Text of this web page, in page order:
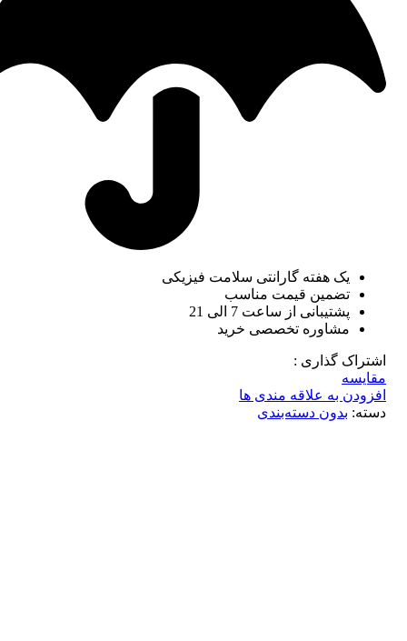
یک هفته گارانتی سلامت فیزیکی
تضمین قیمت مناسب
پشتیبانی از ساعت 7 الی 21
مشاوره تخصصی خرید
اشتراک گذاری :
مقایسه
افزودن به علاقه مندی ها
دسته: بدون دسته‌بندی